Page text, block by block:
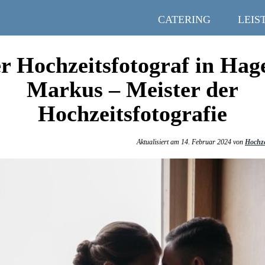
CATERING
Hochzeitsfotograf in
Markus – Meister der
Hochzeitsfotografie
Aktualisiert am 14. Februar 2024 von